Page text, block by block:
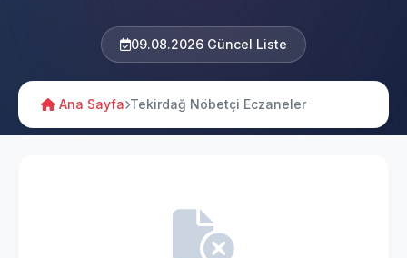
09.08.2026 Güncel Liste
Ana Sayfa Tekirdağ Nöbetçi Eczaneler